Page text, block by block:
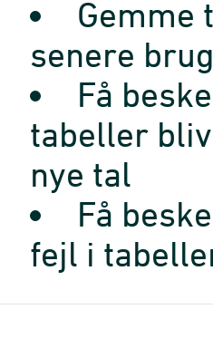
senere brug
Få
tabeller
nye tal
Få
fejl i